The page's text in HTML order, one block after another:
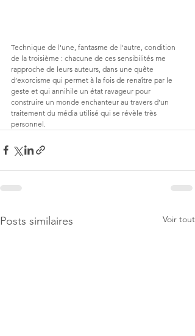
Technique de l'une, fantasme de l'autre, condition
de la troisième : chacune de ces sensibilités me
rapproche de leurs auteurs, dans une quête
d’exorcisme qui permet à la fois de renaître par le
geste et qui annihile un état ravageur pour
construire un monde enchanteur au travers d’un
traitement du média utilisé qui se révèle très
personnel.
Posts similaires Voir tout